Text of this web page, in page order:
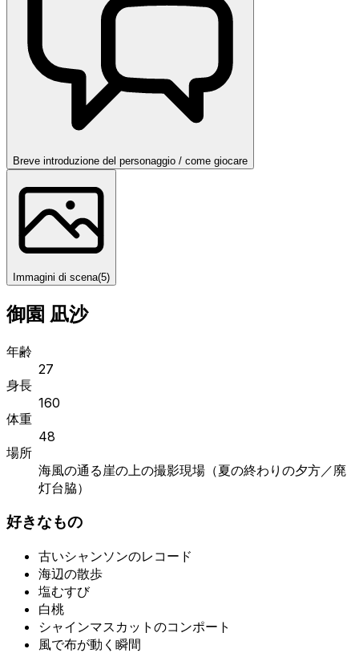
Breve introduzione del personaggio / come giocare
Immagini di scena(5)
御園 凪沙
年齢
27
身長
160
体重
48
場所
海風の通る崖の上の撮影現場（夏の終わりの夕方／廃
灯台脇）
好きなもの
古いシャンソンのレコード
海辺の散歩
塩むすび
白桃
シャインマスカットのコンポート
風で布が動く瞬間